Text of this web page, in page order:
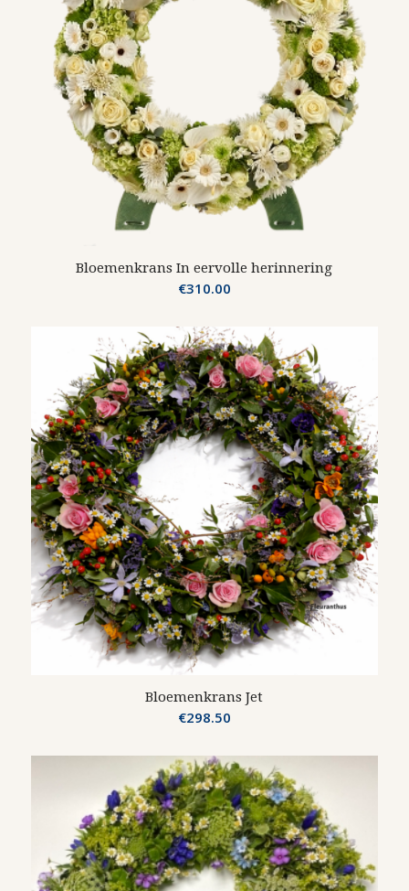
Bloemenkrans In eervolle herinnering
€310.00
Bloemenkrans Jet
€298.50